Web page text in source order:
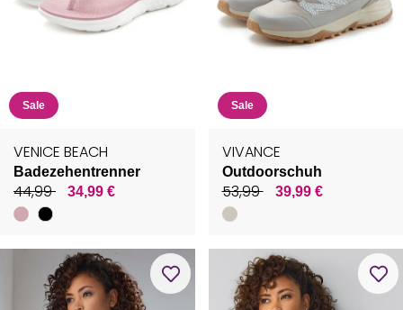
Sale
VENICE BEACH
Badezehentrenner
44,99 34,99 €
Sale
VIVANCE
Outdoorschuh
53,99 39,99 €